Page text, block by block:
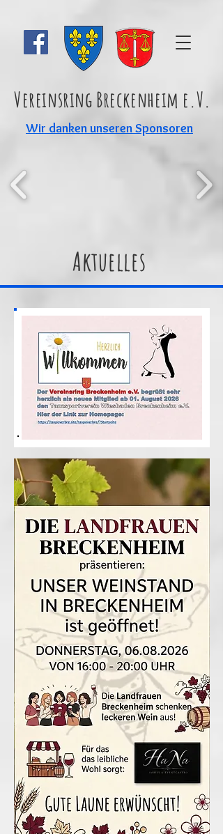
Vereinsring Breckenheim e.V.
Wir danken unseren Sponsoren
Aktuelles